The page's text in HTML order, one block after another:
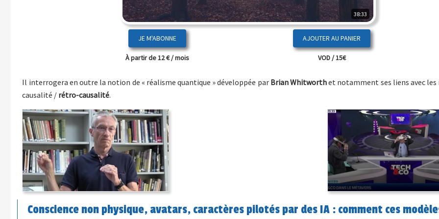
38:33
JE M'ABONNE
À partir de 12 € / mois VOD / 15€
Il interrogera en outre la notion de « réalisme quantique » développée par Brian Whitworthet notamment ses liens avec
causalité / rétro-causalité.
Conscience non physique, avatars, caractères pilotés par des IA : comment ces